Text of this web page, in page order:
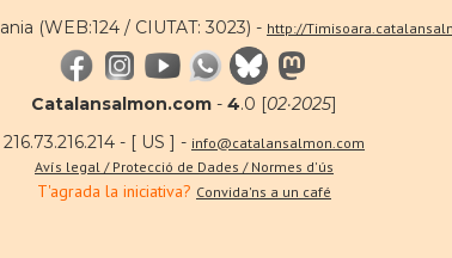
(WEB:124 / CIUTAT: 3023) - http://
Catalansalmon.com - 4.0 [02·2025]
216.73.216.214 - [ US ] - info@catalansalmon.com
Avís legal / Protecció de Dades / Normes d'ús
T'agrada la iniciativa? Convida'ns a un café